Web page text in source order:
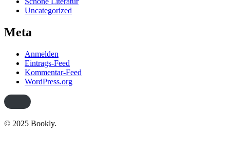
Uncategorized
Meta
Anmelden
Eintrags-Feed
Kommentar-Feed
WordPress.org
© 2025 Bookly.